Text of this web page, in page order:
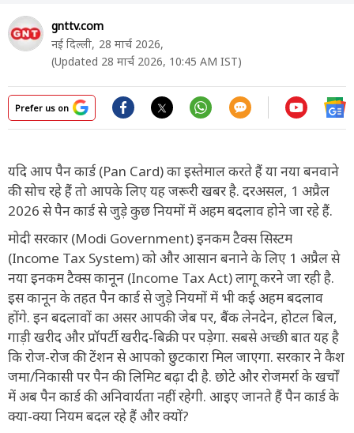
gnttv.com
नई दिल्ली, 28 मार्च 2026,
(Updated 28 मार्च 2026, 10:45 AM IST)
Prefer us on
यदि आप पैन कार्ड (Pan Card) का इस्तेमाल करते हैं या नया बनवाने
की सोच रहे हैं तो आपके लिए यह जरूरी खबर है. दरअसल, 1 अप्रैल
2026 से पैन कार्ड से जुड़े कुछ नियमों में अहम बदलाव होने जा रहे हैं.
मोदी सरकार (Modi Government) इनकम टैक्स सिस्टम
(Income Tax System) को और आसान बनाने के लिए 1 अप्रैल से
नया इनकम टैक्स कानून (Income Tax Act) लागू करने जा रही है.
इस कानून के तहत पैन कार्ड से जुड़े नियमों में भी कई अहम बदलाव
होंगे. इन बदलावों का असर आपकी जेब पर, बैंक लेनदेन, होटल बिल,
गाड़ी खरीद और प्रॉपर्टी खरीद-बिक्री पर पड़ेगा. सबसे अच्छी बात यह है
कि रोज-रोज की टेंशन से आपको छुटकारा मिल जाएगा. सरकार ने कैश
जमा/निकासी पर पैन की लिमिट बढ़ा दी है. छोटे और रोजमर्रा के खर्चों
में अब पैन कार्ड की अनिवार्यता नहीं रहेगी. आइए जानते हैं पैन कार्ड के
क्या-क्या नियम बदल रहे हैं और क्यों?